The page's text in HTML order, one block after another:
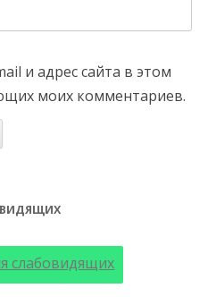
и адрес сайта в этом
моих комментариев.
слабовидящих